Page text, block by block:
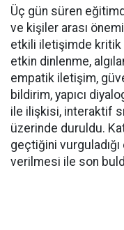
Üç gün süren
ve kişiler arası
etkili iletişimde
etkin dinlenme,
empatik iletişim,
bildirim, yapıcı
ile ilişkisi, interaktif
üzerinde duruldu.
geçtiğini vurguladığı
verilmesi ile son